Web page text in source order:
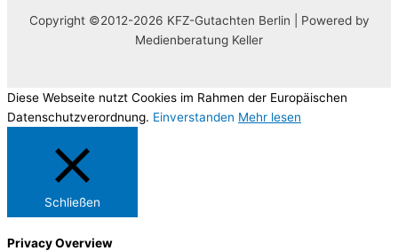
Copyright ©2012-2026 KFZ-Gutachten Berlin | Powered by
Medienberatung Keller
Diese Webseite nutzt Cookies im Rahmen der Europäischen
Datenschutzverordnung. Einverstanden Mehr lesen
Schließen
Privacy Overview